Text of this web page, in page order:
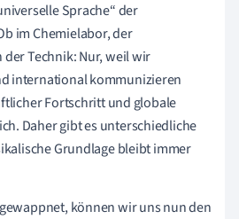
Sprache“ der
im Chemielabor, der
Technik: Nur, weil wir
international kommunizieren
Fortschritt und globale
Daher gibt es unterschiedliche
Grundlage bleibt immer
können wir uns nun den